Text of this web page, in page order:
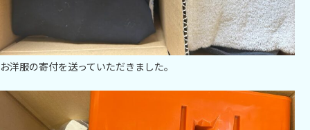
お洋服の寄付を送っていただきました。